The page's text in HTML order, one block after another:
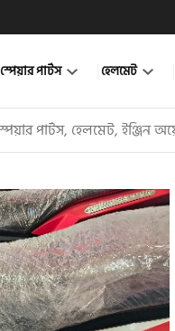
স্পেয়ার পার্টস হেলমেট